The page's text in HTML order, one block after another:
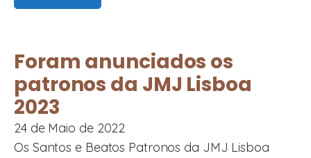
Foram anunciados os
patronos da JMJ Lisboa
2023
24 de Maio de 2022
Os Santos e Beatos Patronos da JMJ Lisboa